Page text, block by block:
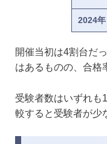
2024年
開催当初は4割台だ
はあるものの、合格
受験者数はいずれも
較すると受験者が少